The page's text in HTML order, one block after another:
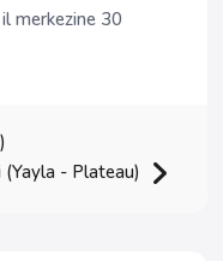
merkezine 30
(Yayla - Plateau)